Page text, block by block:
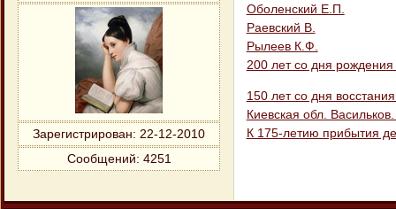
Зарегистрирован: 22-12-2010
Сообщений: 4251
Оболенский Е.П.
Раевский В.
Рылеев К.Ф.
200 лет со дня
150 лет со дня
Киевская обл.
К 175-летию прибытия